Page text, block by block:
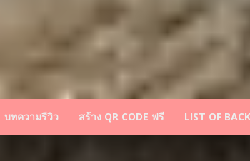
บทความรีวิว สร้าง QR CODE ฟรี LIST OF